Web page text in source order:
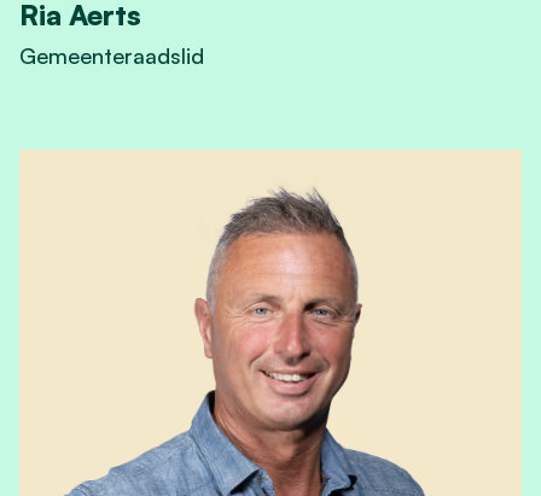
Ria Aerts
Gemeenteraadslid